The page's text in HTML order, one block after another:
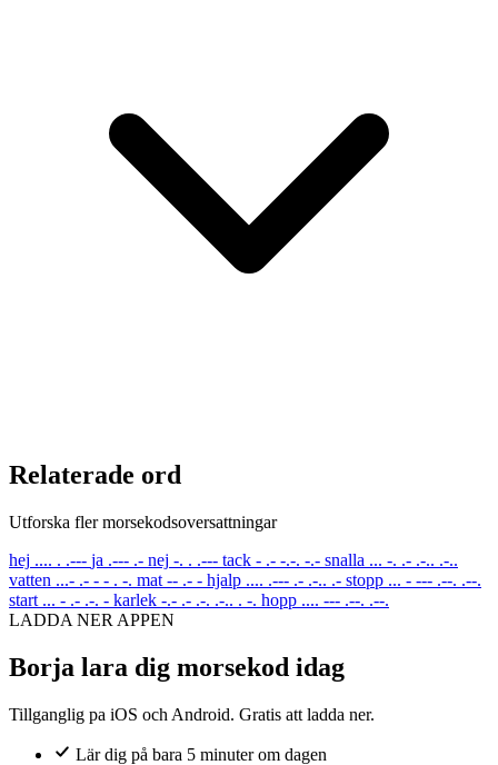
Relaterade ord
Utforska fler morsekodsoversattningar
hej .... . .--- ja .--- .- nej -. . .--- tack - .- -.-. -.- snalla ... -. .- .-.. .-..
vatten ...- .- - - . -. mat -- .- - hjalp .... .--- .- .-.. .- stopp ... - --- .--. .--.
start ... - .- .-. - karlek -.- .- .-. .-.. . -. hopp .... --- .--. .--.
LADDA NER APPEN
Borja lara dig morsekod idag
Tillganglig pa iOS och Android. Gratis att ladda ner.
Lär dig på bara 5 minuter om dagen